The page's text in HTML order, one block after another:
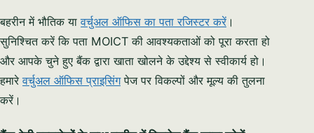
बहरीन में भौतिक यावर्चुअल ऑफिस का पता रजिस्टर करें ।
सुनिश्चित करें कि पता MOICT की आवश्यकताओं को पूरा करता हो
और आपके चुने हुए बैंक द्वारा खाता खोलने के उद्देश्य से स्वीकार्य हो।
हमारेवर्चुअल ऑफिस प्राइसिंगपेज पर विकल्पों और मूल्य की तुलना
करें।